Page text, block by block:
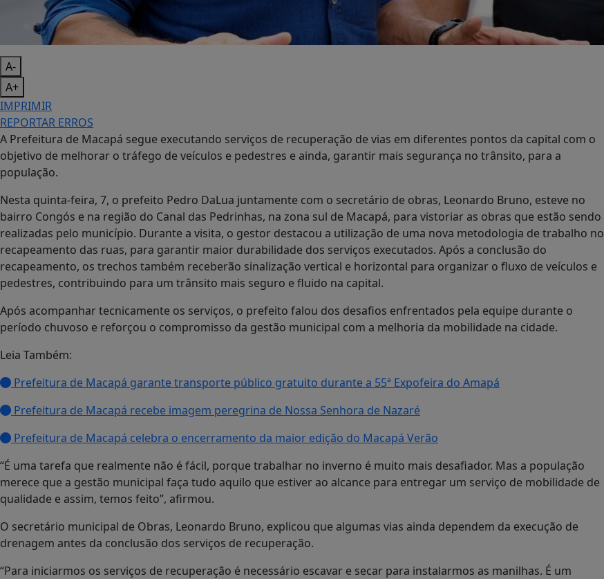
A-
A+
IMPRIMIR
REPORTAR ERROS
A Prefeitura de Macapá segue executando serviços de recuperação de vias em diferentes pontos da capital com o
objetivo de melhorar o tráfego de veículos e pedestres e ainda, garantir mais segurança no trânsito, para a
população.
Nesta quinta-feira, 7, o prefeito Pedro DaLua juntamente com o secretário de obras, Leonardo Bruno, esteve no
bairro Congós e na região do Canal das Pedrinhas, na zona sul de Macapá, para vistoriar as obras que estão sendo
realizadas pelo município. Durante a visita, o gestor destacou a utilização de uma nova metodologia de trabalho no
recapeamento das ruas, para garantir maior durabilidade dos serviços executados. Após a conclusão do
recapeamento, os trechos também receberão sinalização vertical e horizontal para organizar o fluxo de veículos e
pedestres, contribuindo para um trânsito mais seguro e fluido na capital.
Após acompanhar tecnicamente os serviços, o prefeito falou dos desafios enfrentados pela equipe durante o
período chuvoso e reforçou o compromisso da gestão municipal com a melhoria da mobilidade na cidade.
Leia Também:
Prefeitura de Macapá garante transporte público gratuito durante a 55ª Expofeira do Amapá
Prefeitura de Macapá recebe imagem peregrina de Nossa Senhora de Nazaré
Prefeitura de Macapá celebra o encerramento da maior edição do Macapá Verão
“É uma tarefa que realmente não é fácil, porque trabalhar no inverno é muito mais desafiador. Mas a população
merece que a gestão municipal faça tudo aquilo que estiver ao alcance para entregar um serviço de mobilidade de
qualidade e assim, temos feito”, afirmou.
O secretário municipal de Obras, Leonardo Bruno, explicou que algumas vias ainda dependem da execução de
drenagem antes da conclusão dos serviços de recuperação.
“Para iniciarmos os serviços de recuperação é necessário escavar e secar para instalarmos as manilhas. É um